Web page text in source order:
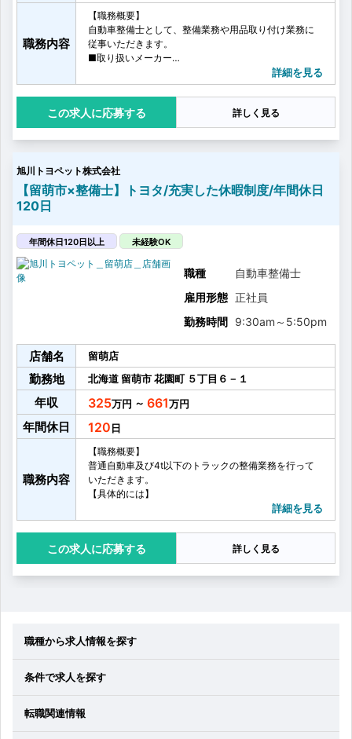
職務内容
【職務概要】
自動車整備士として、整備業務や用品取り付け業務に
従事いただきます。
■取り扱いメーカー
【具体的な業務内容】
・点検、車検、故障修理
・新車の納車整備、用品取り付け
・中古車再生整備
・オイル交換やタイヤ交換など日常メンテナンスなど
未経験者の方も先輩からの指導がありますので、安心
して少しづつ作業していただけます。
詳細を見る
応募する 詳しく見る
旭川トヨペット株式会社
【留萌市×整備士】トヨタ/充実した休暇制度/年間休日
120日
年間休日120日以上 未経験OK
職種
自動車整備士
雇用形態 正社員
勤務時間 9:30am ～ 5:50pm
店舗名 留萌店
勤務地 北海道 留萌市花園町 ５丁目６－１
年収 325 ～ 661
年間休日 120
職務内容
【職務概要】
普通自動車及び4t以下のトラックの整備業務を行って
いただきます。
【具体的には】
・車検整備
・定期点検
・点検・車検のご案内
・リコール作業 など
詳細を見る
応募する 詳しく見る
職種から求人情報を探す
条件で求人を探す
転職関連情報